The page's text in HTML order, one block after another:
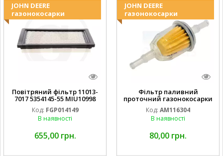
JOHN DEERE
газонокосарки
Повітряний фільтр 11013-
7017 5354145-55 MIU10998
Код: FGP014149
В наявності
655,00 грн.
JOHN DEERE
газонокосарки
Фільтр паливний
проточний газонокосарки
JOHN DEERE AM116304
GY20709
Код: AM116304
В наявності
80,00 грн.